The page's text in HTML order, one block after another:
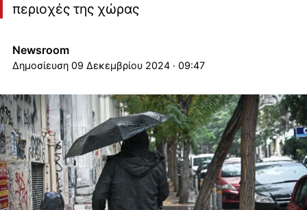
περιοχές της χώρας
Newsroom
09 Δεκεμβρίου 2024 · 09:47